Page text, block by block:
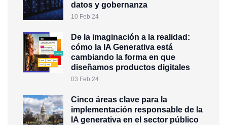
datos y gobernanza
10 Feb 24
De la imaginación a la realidad:
cómo la IA Generativa está
cambiando la forma en que
diseñamos productos digitales
03 Feb 24
Cinco áreas clave para la
implementación responsable de la
IA generativa en el sector público